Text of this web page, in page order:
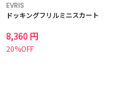
EVRIS
ドッキングフリルミニスカート
8,360 円
20%OFF